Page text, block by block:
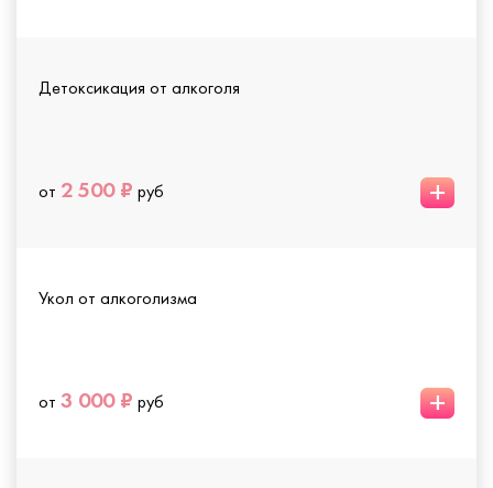
Детоксикация от алкоголя
от 2 500 ₽ руб +
Укол от алкоголизма
от 3 000 ₽ руб +